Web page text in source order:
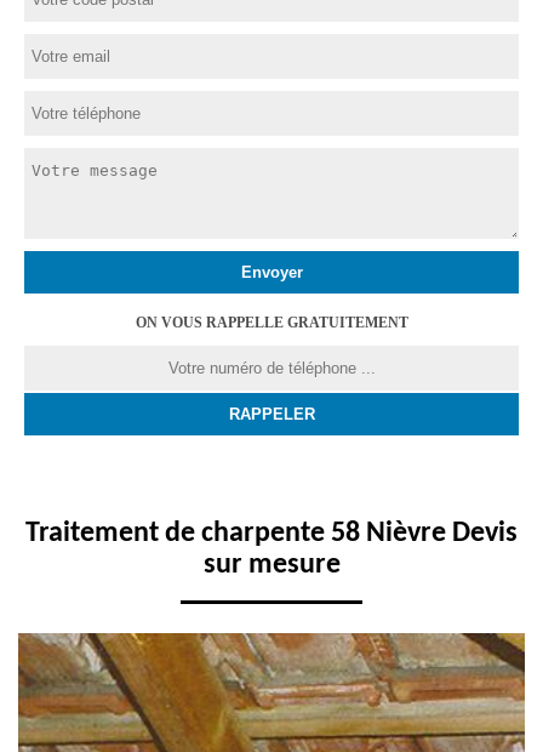
ON VOUS RAPPELLE GRATUITEMENT
Traitement de charpente 58 Nièvre Devis
sur mesure